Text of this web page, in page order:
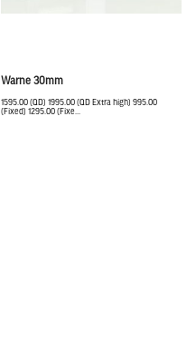
Warne 30mm
1595.00 (QD) 1995.00 (QD Extra high) 995.00
(Fixed) 1295.00 (Fixe...